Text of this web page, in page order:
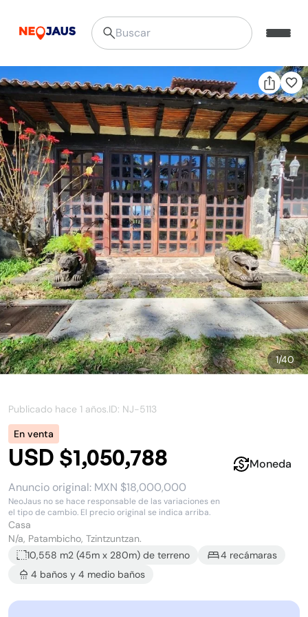
1/40
Publicado hace 1 años.ID: NJ-5113
En venta
USD $1,050,788
Anuncio original: MXN $18,000,000
NeoJaus no se hace responsable de las variaciones en
el tipo de cambio. El precio original se indica arriba.
Moneda
Casa
N/a, Patambicho, Tzintzuntzan.
10,558 m2 (45m x 280m) de terreno 4 recámaras
4 baños y 4 medio baños